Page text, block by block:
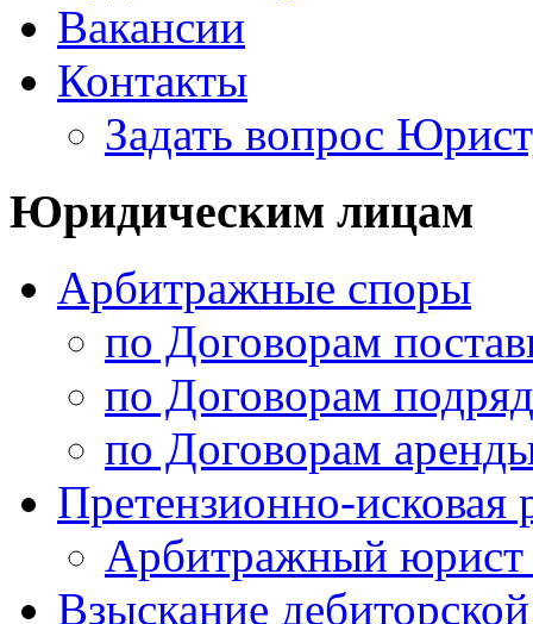
Вакансии
Контакты
Задать вопрос
Юридическим лицам
Арбитражные споры
по Договорам
по Договорам
по Договорам
Претензионно-исковая
Арбитражный юрист
Взыскание